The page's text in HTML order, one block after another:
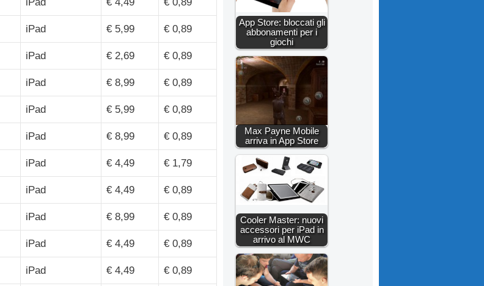
iPad € 4,49 € 0,89
iPad € 5,99 € 0,89
iPad € 2,69 € 0,89
iPad € 8,99 € 0,89
iPad € 5,99 € 0,89
iPad € 8,99 € 0,89
iPad € 4,49 € 1,79
iPad € 4,49 € 0,89
iPad € 8,99 € 0,89
iPad € 4,49 € 0,89
iPad € 4,49 € 0,89
App Store: bloccati gli
abbonamenti per i
giochi
Max Payne Mobile
arriva in App Store
Cooler Master: nuovi
accessori per iPad in
arrivo al MWC